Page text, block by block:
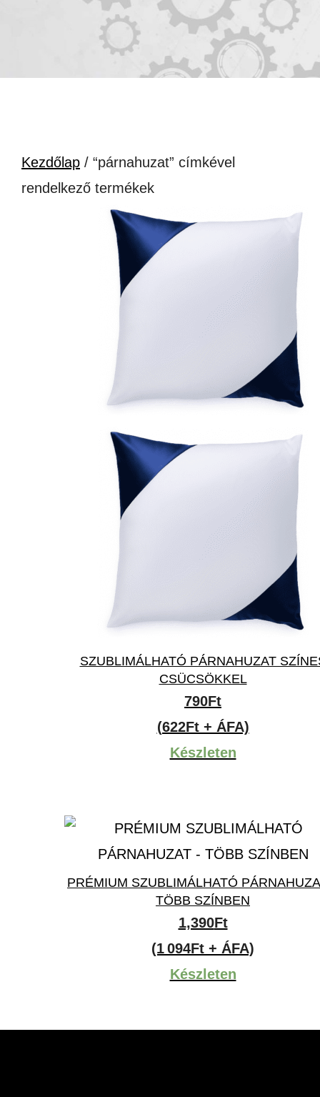
Kezdőlap / “párnahuzat” címkével
rendelkező termékek
SZUBLIMÁLHATÓ PÁRNAHUZAT
CSÜCSÖKKEL
790Ft
(622Ft + ÁFA)
Készleten
PRÉMIUM SZUBLIMÁLHATÓ
TÖBB SZÍNBEN
1,390Ft
(1 094Ft + ÁFA)
Készleten